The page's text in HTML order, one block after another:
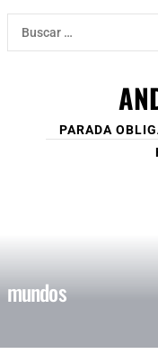
Ir
contenido
Buscar:
PARADA
mundos